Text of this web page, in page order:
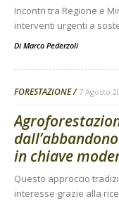
Incontri tra Regione e
interventi urgenti a
Di Marco Pederzoli
FORESTAZIONE 7 Agosto
in chiave
Questo approccio
interesse grazie alla